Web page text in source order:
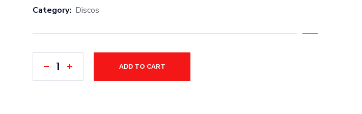
Category: Discos
ADD TO CART